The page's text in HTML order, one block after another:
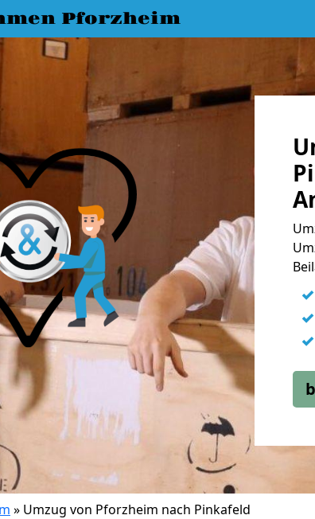
Pforzheim
✓
✓
✓
» Umzug von Pforzheim nach Pinkafeld